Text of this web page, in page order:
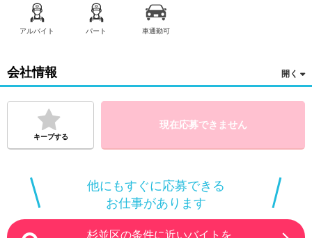
アルバイト パート 車通勤可
会社情報
キープする
現在応募できません
他にもすぐに応募できる
お仕事があります
杉並区の条件に近いバイトを